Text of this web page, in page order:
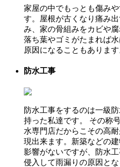
家屋の中でもっとも傷み
す。屋根が古くなり痛み
み、家の骨組みをカビや
落ち葉やゴミがたまれば
原因になることもあります
防水工事
防水工事をするのは一級
持った私達です。 その称
水専門店だからこその高
現出来ます。新築などの
影響がないですが、防水
侵入して雨漏りの原因と